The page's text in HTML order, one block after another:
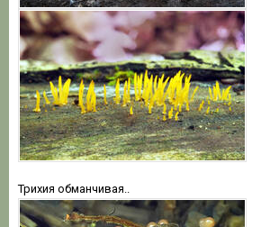
Трихия обманчивая..